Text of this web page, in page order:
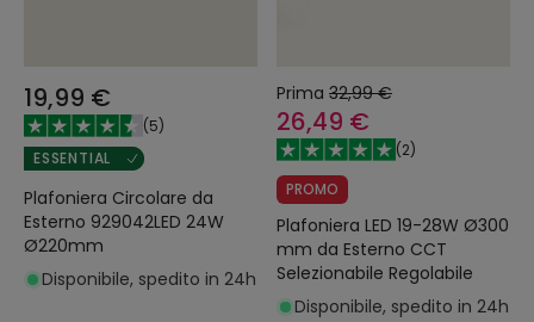
19,99 €
(5)
ESSENTIAL
Plafoniera Circolare da
Esterno 929042LED 24W
Ø220mm
Disponibile, spedito in 24h
Prima 32,99 €
26,49 €
(2)
PROMO
Plafoniera LED 19-28W Ø300
mm da Esterno CCT
Selezionabile Regolabile
Disponibile, spedito in 24h